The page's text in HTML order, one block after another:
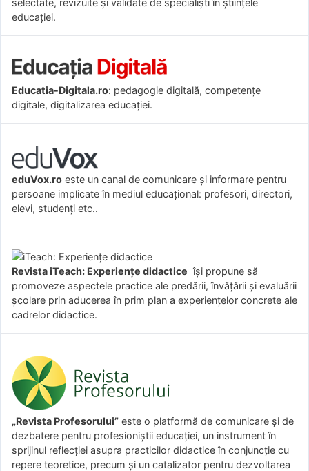
selectate, revizuite și validate de specialiști în științele
educației.
Educatia-Digitala.ro: pedagogie digitală, competențe
digitale, digitalizarea educației.
eduVox.ro este un canal de comunicare și informare pentru
persoane implicate în mediul educațional: profesori, directori,
elevi, studenți etc..
Revista iTeach: Experienţe didactice îşi propune să
promoveze aspectele practice ale predării, învăţării şi evaluării
şcolare prin aducerea în prim plan a experienţelor concrete ale
cadrelor didactice.
„Revista Profesorului” este o platformă de comunicare și de
dezbatere pentru profesioniștii educației, un instrument în
sprijinul reflecției asupra practicilor didactice în conjuncție cu
repere teoretice, precum și un catalizator pentru dezvoltarea